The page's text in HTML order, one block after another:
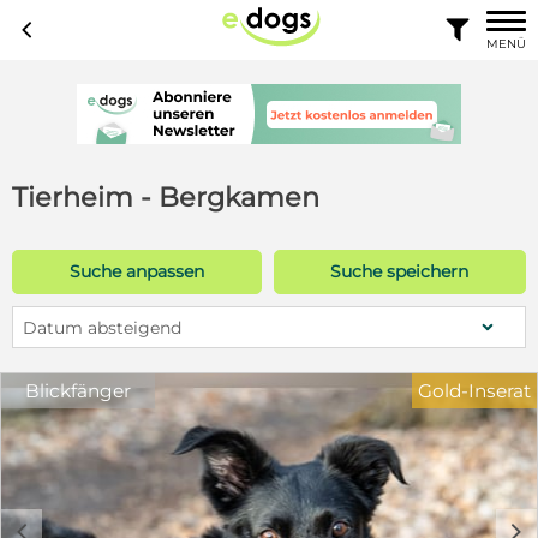
c 
MENÜ
Tierheim - Bergkamen
Suche anpassen Suche speichern
Datum absteigend
Blickfänger
c d
Gold-Inserat